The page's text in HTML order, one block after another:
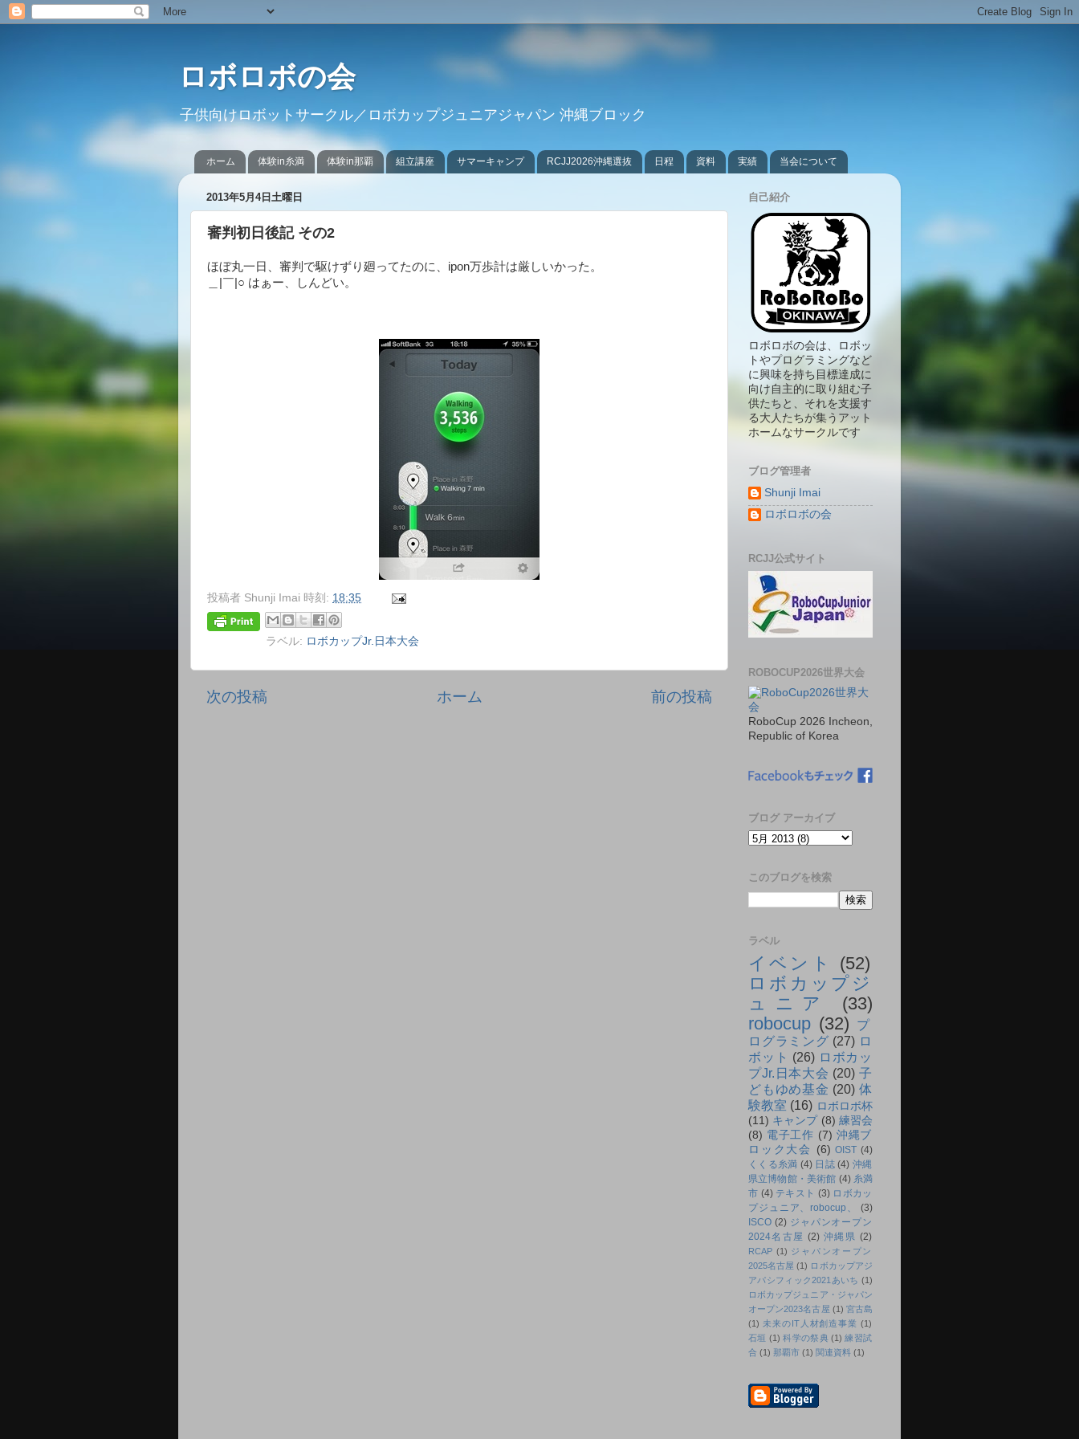
ロボロボの会
子供向けロボットサークル／ロボカップジュニアジャパン 沖縄ブロック
ホーム 体験in糸満 体験in那覇 組立講座 サマーキャンプ RCJJ2026沖縄選抜 日程 資料 実績 当会について
2013年5月4日土曜日
審判初日後記 その2
ほぼ丸一日、審判で駆けずり廻ってたのに、ipon万歩計は厳しいかった。
＿|￣|○ はぁー、しんどい。
投稿者 Shunji Imai 時刻: 18:35
ラベル: ロボカップJr.日本大会
次の投稿 前の投稿
ホーム
自己紹介
ロボロボの会は、ロボッ
トやプログラミングなど
に興味を持ち目標達成に
向け自主的に取り組む子
供たちと、それを支援す
る大人たちが集うアット
ホームなサークルです
ブログ管理者
Shunji Imai
ロボロボの会
RCJJ公式サイト
ROBOCUP2026世界大会
RoboCup 2026 Incheon,
Republic of Korea
ブログ アーカイブ
このブログを検索
ラベル
イベント
(52)
ロボカップジ
ュニア
(33)
robocup (32)
プ
ログラミング (27) ロ
ボット (26) ロボカッ
プJr.日本大会 (20) 子
どもゆめ基金 (20) 体
験教室 (16) ロボロボ杯
(11) キャンプ (8) 練習会
(8) 電子工作 (7) 沖縄ブ
ロック大会
(6) OIST (4)
くくる糸満 (4) 日誌 (4) 沖縄
県立博物館・美術館 (4) 糸満
市 (4) テキスト (3) ロボカッ
プジュニア、robocup、
(3)
ISCO (2) ジャパンオープン
2024名古屋 (2) 沖縄県 (2)
RCAP (1) ジャパンオープン
2025名古屋 (1) ロボカップアジ
アパシフィック2021あいち (1)
ロボカップジュニア・ジャパン
オープン2023名古屋 (1) 宮古島
(1) 未来のIT人材創造事業 (1)
石垣 (1) 科学の祭典 (1) 練習試
合 (1) 那覇市 (1) 関連資料 (1)